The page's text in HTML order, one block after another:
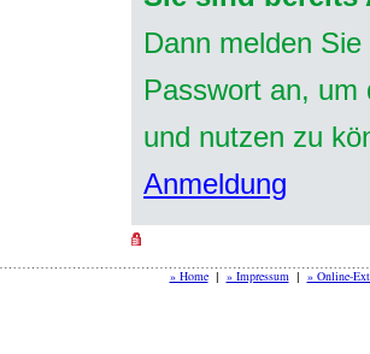
Dann melden
Passwort an, um
und nutzen zu
Anmeldung
» Home | » Impressum | » Online-